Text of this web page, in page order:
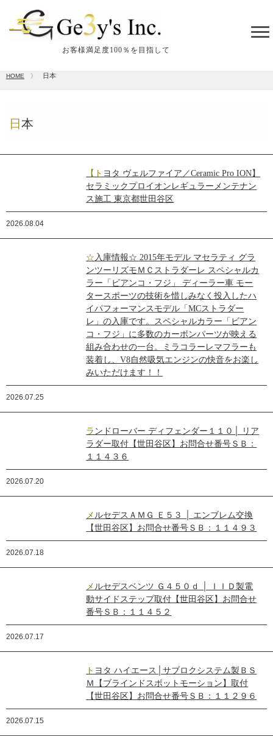
お客様満足度100％を目指して
HOME 〉 日本
日本
【トヨタ ヴェルファイア／Ceramic Pro ION】
セラミックプロイオンレギュラーメンテナン
ス施工 東京都世田谷区
2026.08.04
☆入庫情報☆ 2015年モデル マセラティ グラ
ンツーリズモＭＣストラダーレ スペシャルカ
ラー「ビアンコ・フジ」 ディーラー車 モー
タースポーツの技術を惜しみなく投入したハ
イパフォーマンスモデル「MCストラダー
レ」の入庫です。スペシャルカラー「ビアン
コ・フジ」に多数のカーボンパーツが映える
組み合わせの一台。ミラコラーレマフラーも
装着し、V8自然吸気エンジンの快音をお楽し
みいただけます！！
2026.07.25
ランドローバー ディフェンダー１１０│ リア
ラダー取付【世田谷区】お問合せ番号ＳＢ：
１１４３６
2026.07.20
メルセデスＡＭＧ Ｅ５３ │ エンブレム交換
【世田谷区】お問合せ番号ＳＢ：１１４９３
2026.07.18
メルセデスベンツ Ｇ４５０ｄ │ ＩＩＤ製電
動サイドステップ取付【世田谷区】お問合せ
番号ＳＢ：１１４５２
2026.07.17
トヨタ ハイエース│サブロクシステム製ＢＳ
Ｍ【ブラインドスポットモーション】取付
【世田谷区】お問合せ番号ＳＢ：１１２９６
2026.07.15